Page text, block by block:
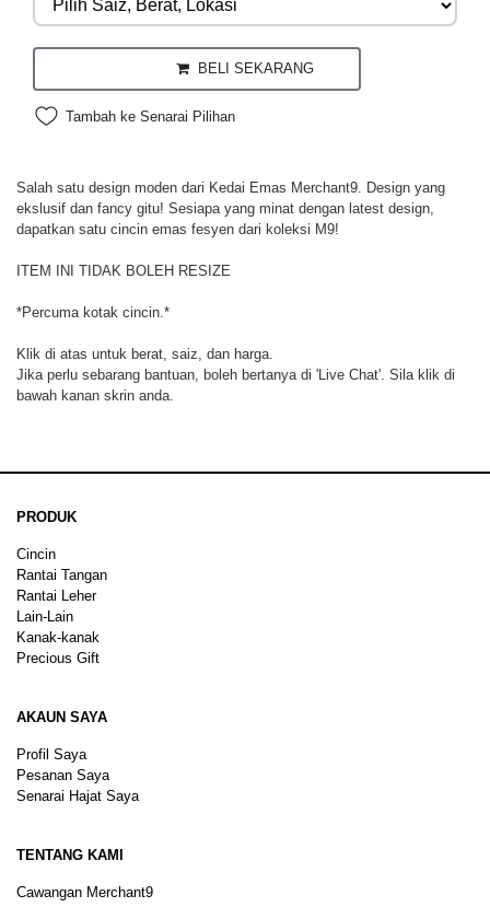
BELI SEKARANG
Tambah ke Senarai Pilihan
Salah satu design moden dari Kedai Emas Merchant9. Design yang
ekslusif dan fancy gitu! Sesiapa yang minat dengan latest design,
dapatkan satu cincin emas fesyen dari koleksi M9!
ITEM INI TIDAK BOLEH RESIZE
*Percuma kotak cincin.*
Klik di atas untuk berat, saiz, dan harga.
Jika perlu sebarang bantuan, boleh bertanya di 'Live Chat'. Sila klik di
bawah kanan skrin anda.
PRODUK
Cincin
Rantai Tangan
Rantai Leher
Lain-Lain
Kanak-kanak
Precious Gift
AKAUN SAYA
Profil Saya
Pesanan Saya
Senarai Hajat Saya
TENTANG KAMI
Cawangan Merchant9